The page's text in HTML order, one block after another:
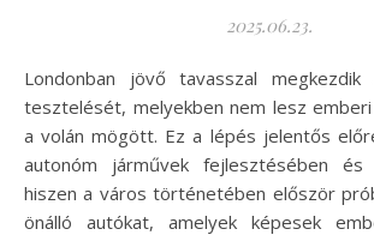
2025.06.23.
Londonban jövő tavasszal megkezdik az önálló autók
tesztelését, melyekben nem lesz
a volán mögött. Ez a lépés jelentős
autonóm járművek fejlesztésében és
hiszen a város történetében először
önálló autókat, amelyek képesek